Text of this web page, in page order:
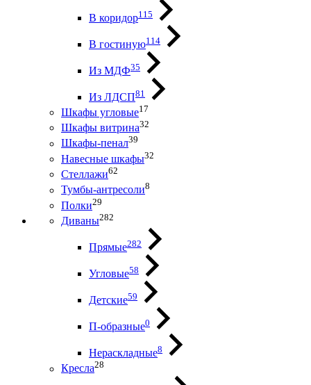
В коридор115
В гостиную114
Из МДФ35
Из ЛДСП81
Шкафы угловые17
Шкафы витрина32
Шкафы-пенал39
Навесные шкафы32
Стеллажи62
Тумбы-антресоли8
Полки29
Диваны282
Прямые282
Угловые58
Детские59
П-образные0
Нераскладные8
Кресла28